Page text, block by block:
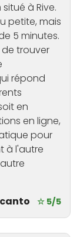
à Rive.
petite, mais
5 minutes.
trouver
répond
en
en ligne,
pour
à l'autre
☆ 5/5